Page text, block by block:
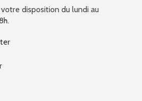
disposition du lundi au